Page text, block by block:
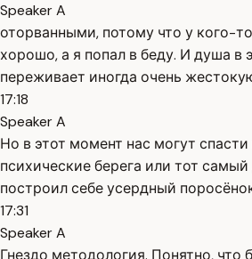
Speaker A
оторванными, потому что у кого-
хорошо, а я попал в беду. И душа в
переживает иногда очень
17:18
Speaker A
Но в этот момент нас могут
психические берега или тот
построил себе усердный
17:31
Speaker A
Гнездо методология. Понятно, что